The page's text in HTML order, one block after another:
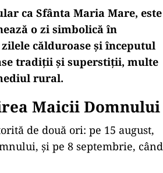
ca Sfânta Maria Mare, este
o zi simbolică în
călduroase și începutul
tradiții și superstiții, multe
rural.
Maicii Domnului
de două ori: pe 15 august,
și pe 8 septembrie, când